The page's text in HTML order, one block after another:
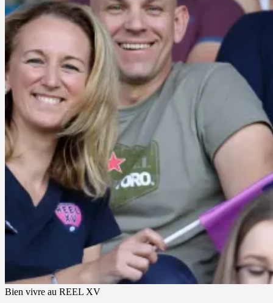
Bien vivre au REEL XV